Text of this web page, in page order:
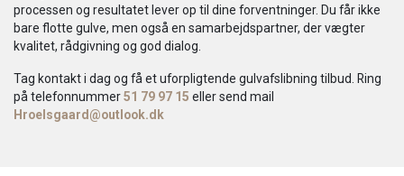
processen og resultatet lever op til dine forventninger. Du får ikke
bare flotte gulve, men også en samarbejdspartner, der vægter
kvalitet, rådgivning og god dialog.
Tag kontakt i dag og få et uforpligtende gulvafslibning tilbud. Ring
på telefonnummer51 79 97 15 eller send mail
Hroelsgaard@outlook.dk